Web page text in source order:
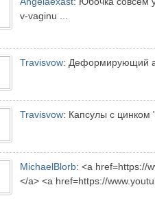
v-vaginu ...
Travisvow: Деформирующий
Travisvow: Капсулы с цинком
MichaelBlorb:<a href=https://
</a> <a href=https://